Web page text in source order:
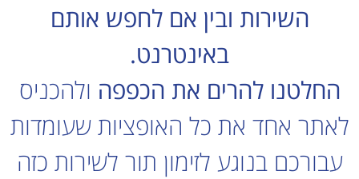
השירות ובין אם לחפש אותם
באינטרנט.
החלטנו להרים את הכפפה ולהכניס
לאתר אחד את כל האופציות שעומדות
עבורכם בנוגע לזימון תור לשירות כזה